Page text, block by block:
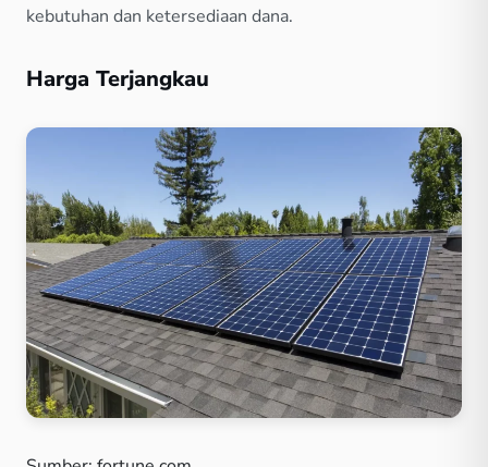
kebutuhan dan ketersediaan dana.
Harga Terjangkau